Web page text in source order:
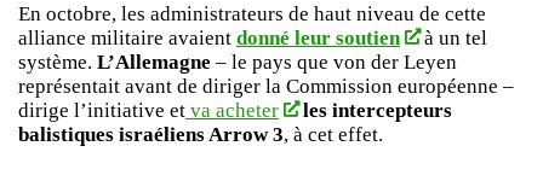
En octobre, les administrateurs de haut niveau de cette
alliance militaire avaient donné leur soutien
à un tel
système. L’Allemagne – le pays que von der Leyen
représentait avant de diriger la Commission européenne –
dirige l’initiative et va acheter
les intercepteurs
balistiques israéliens Arrow 3, à cet effet.